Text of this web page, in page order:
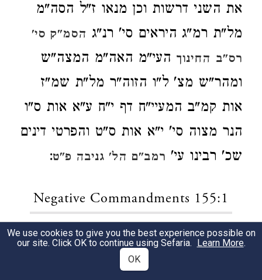
את השני דרשות וכן מנאו ז"ל הסה"מ
מל"ת רמ"ג היראים סי' רנ"ג הסמ"ק סי'
רס"ב החינוך העי"מ האה"מ המצה"ש
ומהר"ש מצ' ל"ו הזוה"ר מל"ת שמ"ז
אות קמ"ב המעיי"ח דף י"ח ע"א אות ס"ו
הנר מצוה סי' י"א אות ס"ט והפרטי דינים
שכ' רבינו עי' רמב"ם הל' גניבה פ"ט:
Negative Commandments 155:1
1 בפ' (א)קדושיםכתוב לא תגנוב כו',
במכילת' פ' יתרו פרשה ח' ובספרא פ'
We use cookies to give you the best experience possible on
our site. Click OK to continue using Sefaria. Learn More.
OK